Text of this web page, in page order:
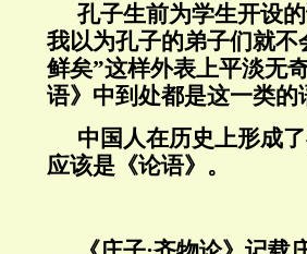
孔子生前为学生开设
我以为孔子的弟子们就
鲜矣”这样外表上平淡无
语》中到处都是这一类的
中国人在历史上形成
应该是《论语》。